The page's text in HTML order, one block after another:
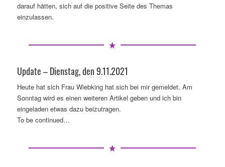
darauf hätten, sich auf die positive Seite des Themas
einzulassen.
Update – Dienstag, den 9.11.2021
Heute hat sich Frau Wiebking hat sich bei mir gemeldet. Am
Sonntag wird es einen weiteren Artikel geben und ich bin
eingeladen etwas dazu beizutragen.
To be continued…